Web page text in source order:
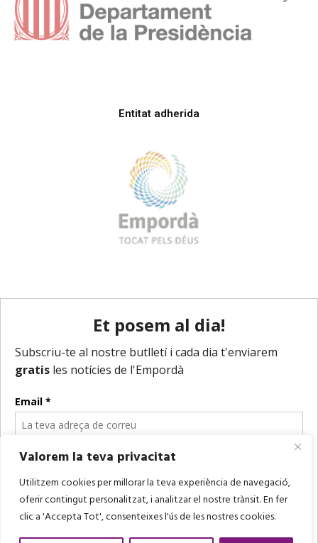
Valorem la teva privacitat
Utilitzem cookies per millorar la teva experiència de navegació,
oferir contingut personalitzat, i analitzar el nostre trànsit. En fer
clic a 'Accepta Tot', consenteixes l'ús de les nostres cookies.
Entitat adherida